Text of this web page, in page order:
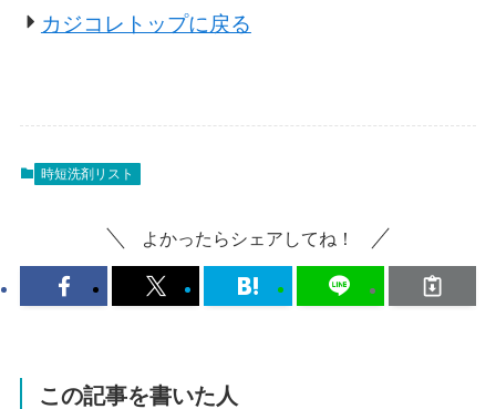
カジコレトップに戻る
時短洗剤リスト
よかったらシェアしてね！
この記事を書いた人